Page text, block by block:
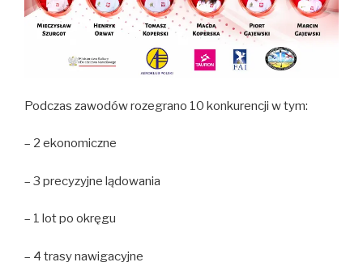
Podczas zawodów rozegrano 10 konkurencji w tym:
– 2 ekonomiczne
– 3 precyzyjne lądowania
– 1 lot po okręgu
– 4 trasy nawigacyjne